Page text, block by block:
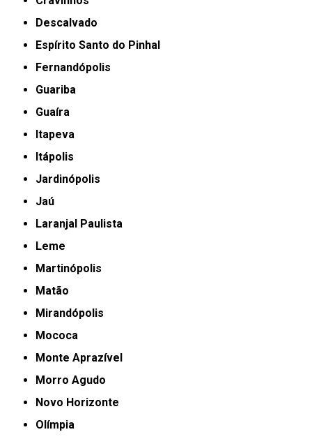
Descalvado
Espírito Santo do Pinhal
Fernandópolis
Guariba
Guaíra
Itapeva
Itápolis
Jardinópolis
Jaú
Laranjal Paulista
Leme
Martinópolis
Matão
Mirandópolis
Mococa
Monte Aprazível
Morro Agudo
Novo Horizonte
Olímpia